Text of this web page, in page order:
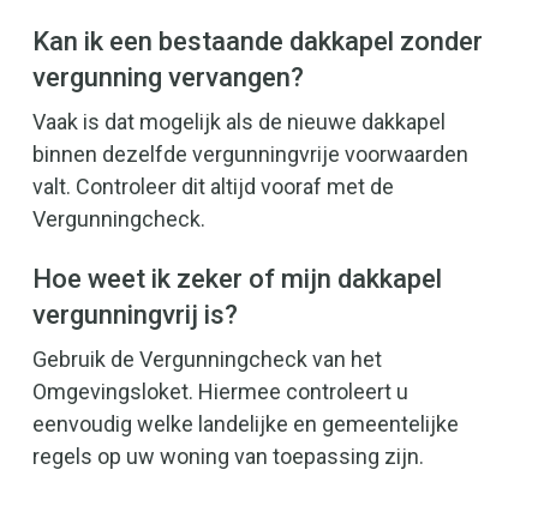
Kan ik een bestaande dakkapel zonder
vergunning vervangen?
Vaak is dat mogelijk als de nieuwe dakkapel
binnen dezelfde vergunningvrije voorwaarden
valt. Controleer dit altijd vooraf met de
Vergunningcheck.
Hoe weet ik zeker of mijn dakkapel
vergunningvrij is?
Gebruik de Vergunningcheck van het
Omgevingsloket. Hiermee controleert u
eenvoudig welke landelijke en gemeentelijke
regels op uw woning van toepassing zijn.